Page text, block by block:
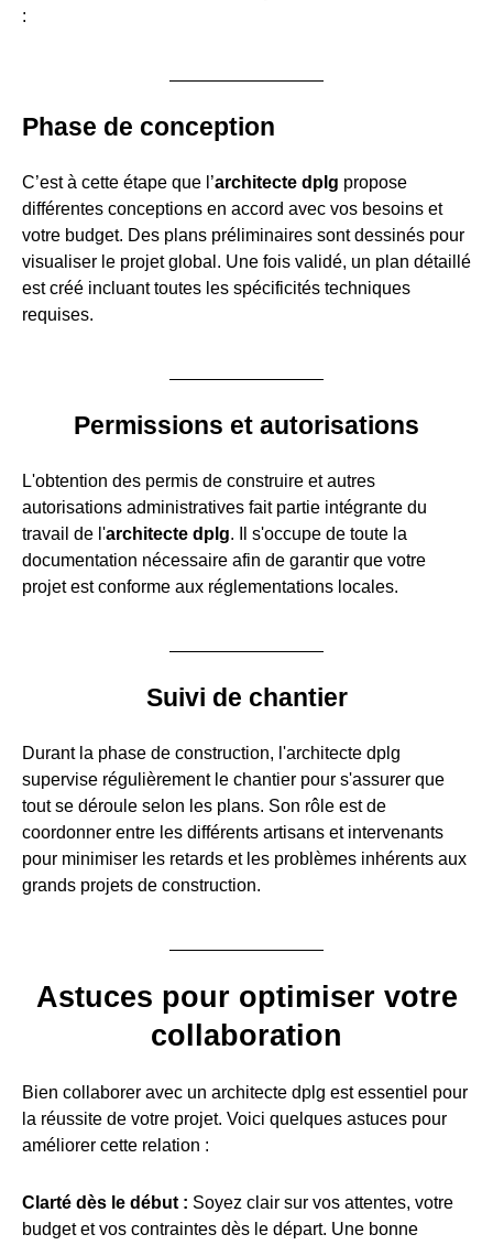
:
Phase de conception
C’est à cette étape que l’architecte dplg propose
différentes conceptions en accord avec vos besoins et
votre budget. Des plans préliminaires sont dessinés pour
visualiser le projet global. Une fois validé, un plan détaillé
est créé incluant toutes les spécificités techniques
requises.
Permissions et autorisations
L'obtention des permis de construire et autres
autorisations administratives fait partie intégrante du
travail de l'architecte dplg. Il s'occupe de toute la
documentation nécessaire afin de garantir que votre
projet est conforme aux réglementations locales.
Suivi de chantier
Durant la phase de construction, l'architecte dplg
supervise régulièrement le chantier pour s'assurer que
tout se déroule selon les plans. Son rôle est de
coordonner entre les différents artisans et intervenants
pour minimiser les retards et les problèmes inhérents aux
grands projets de construction.
Astuces pour optimiser votre
collaboration
Bien collaborer avec un architecte dplg est essentiel pour
la réussite de votre projet. Voici quelques astuces pour
améliorer cette relation :
Clarté dès le début : Soyez clair sur vos attentes, votre
budget et vos contraintes dès le départ. Une bonne